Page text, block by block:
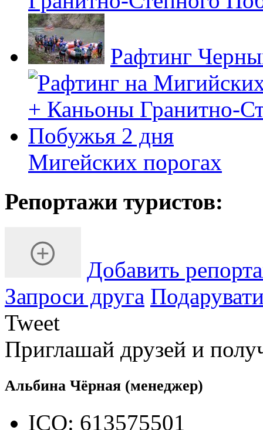
Рафтинг
Мигейских порогах
Репортажи туристов:
Добавить
Запроси друга
Tweet
Приглашай друзей и
Альбина Чёрная (менеджер)
ICQ: 613575501